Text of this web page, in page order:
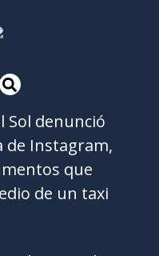
Sol denunció
de Instagram,
que
de un taxi